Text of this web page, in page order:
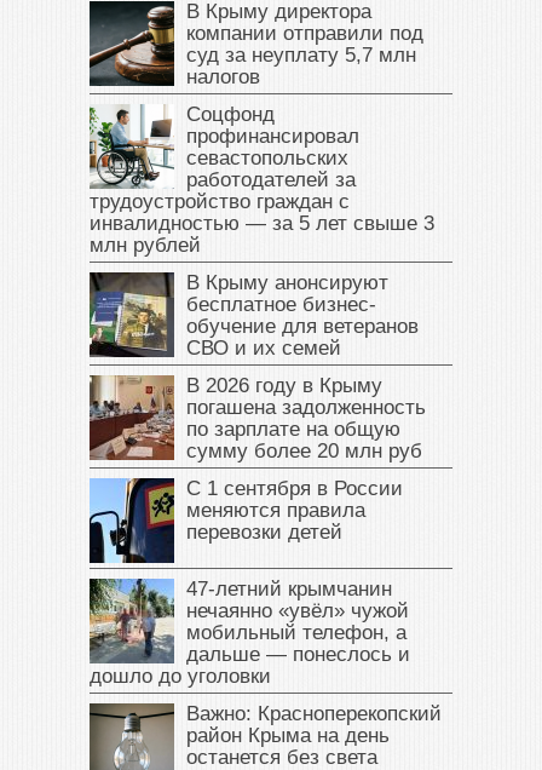
В Крыму директора
компании отправили под
суд за неуплату 5,7 млн
налогов
Соцфонд
профинансировал
севастопольских
работодателей за
трудоустройство граждан с
инвалидностью — за 5 лет свыше 3
млн рублей
В Крыму анонсируют
бесплатное бизнес-
обучение для ветеранов
СВО и их семей
В 2026 году в Крыму
погашена задолженность
по зарплате на общую
сумму более 20 млн руб
С 1 сентября в России
меняются правила
перевозки детей
47‑летний крымчанин
нечаянно «увёл» чужой
мобильный телефон, а
дальше — понеслось и
дошло до уголовки
Важно: Красноперекопский
район Крыма на день
останется без света